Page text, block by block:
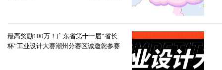
最高奖励100万！广东省第十一届“省长
杯”工业设计大赛潮州分赛区诚邀您参赛